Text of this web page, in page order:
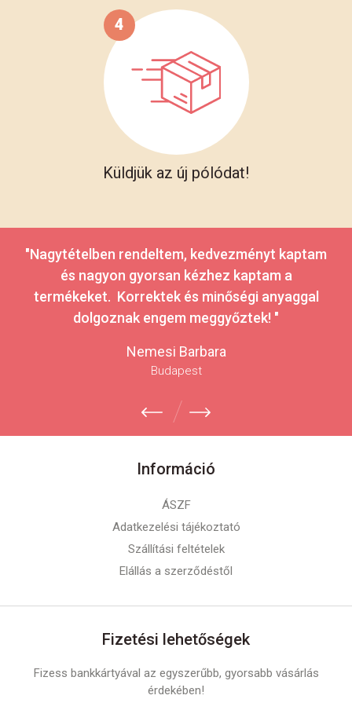
4
Küldjük az új pólódat!
"Nagytételben rendeltem, kedvezményt kaptam
és nagyon gyorsan kézhez kaptam a
termékeket. Korrektek és minőségi anyaggal
dolgoznak engem meggyőztek! "
Nemesi Barbara
Budapest
Információ
ÁSZF
Adatkezelési tájékoztató
Szállítási feltételek
Elállás a szerződéstől
Fizetési lehetőségek
Fizess bankkártyával az egyszerűbb, gyorsabb vásárlás
érdekében!